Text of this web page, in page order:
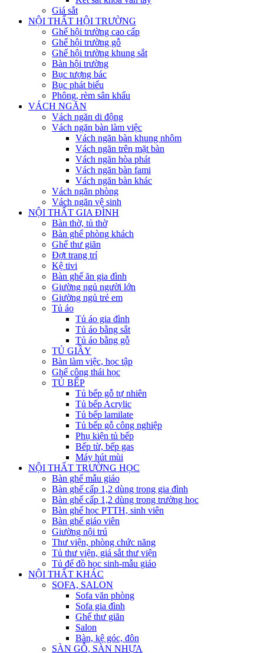
Giá sắt
NỘI THẤT HỘI TRƯỜNG
Ghế hội trường cao cấp
Ghế hội trường gỗ
Ghế hội trường khung sắt
Bàn hội trường
Bục tượng bác
Bục phát biểu
Phông, rèm sân khấu
VÁCH NGĂN
Vách ngăn di động
Vách ngăn bàn làm việc
Vách ngăn bàn khung nhôm
Vách ngăn trên mặt bàn
Vách ngăn hòa phát
Vách ngăn bàn fami
Vách ngăn bàn khác
Vách ngăn phòng
Vách ngăn vệ sinh
NỘI THẤT GIA ĐÌNH
Bàn thờ, tủ thờ
Bàn ghế phòng khách
Ghế thư giãn
Đợt trang trí
Kệ tivi
Bàn ghế ăn gia đình
Giường ngủ người lớn
Giường ngủ trẻ em
Tủ áo
Tủ áo gia đình
Tủ áo bằng sắt
Tủ áo bằng gỗ
TỦ GIẦY
Bàn làm việc, học tập
Ghế công thái học
TỦ BẾP
Tủ bếp gỗ tự nhiên
Tủ bếp Acrylic
Tủ bếp lamilate
Tủ bếp gỗ công nghiệp
Phụ kiện tủ bếp
Bếp từ, bếp gas
Máy hút mùi
NỘI THẤT TRƯỜNG HỌC
Bàn ghế mẫu giáo
Bàn ghế cấp 1,2 dùng trong gia đình
Bàn ghế cấp 1,2 dùng trong trường học
Bàn ghế học PTTH, sinh viên
Bàn ghế giáo viên
Giường nội trú
Thư viện, phòng chức năng
Tủ thư viện, giá sắt thư viện
Tủ để đồ học sinh-mẫu giáo
NỘI THẤT KHÁC
SOFA, SALON
Sofa văn phòng
Sofa gia đình
Ghế thư giãn
Salon
Bàn, kệ góc, đôn
SÀN GỖ, SÀN NHỰA